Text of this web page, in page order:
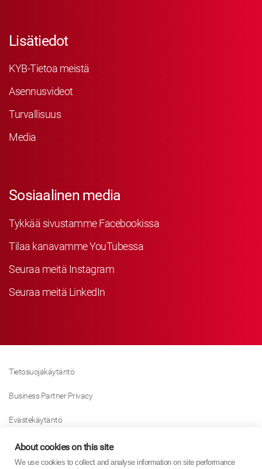
Lisätiedot
KYB-Tietoa meistä
Asennusvideot
Turvallisuus
Media
Sosiaalinen media
Tykkää sivustamme Facebookissa
Tilaa kanavamme YouTubessa
Seuraa meitä Instagram
Seuraa meitä LinkedIn
Tietosuojakäytäntö
Business Partner Privacy
Evästekäytäntö
Modern Slavery Act Policy
About cookies on this site
We use cookies to collect and analyse information on site performance